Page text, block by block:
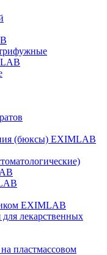
(бюксы) EXIMLAB
EXIMLAB
лекарственных
пластмассовом